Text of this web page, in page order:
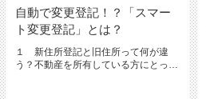
自動で変更登記！？「スマー
ト変更登記」とは？
１ 新住所登記と旧住所って何が違
う？不動産を所有している方にとっ